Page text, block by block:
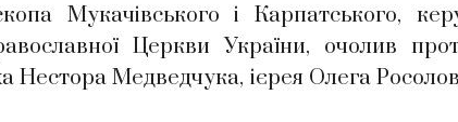
Мукачівського і Карпатського,
Церкви України, очолив
Нестора Медведчука, ієрея Олега